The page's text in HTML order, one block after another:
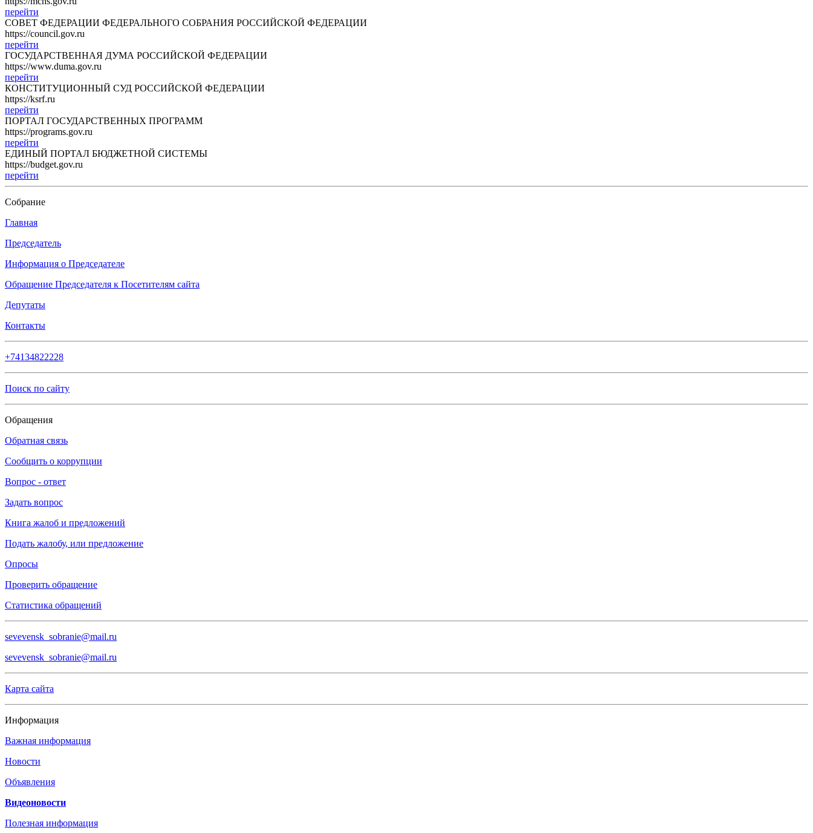
перейти
СОВЕТ ФЕДЕРАЦИИ ФЕДЕРАЛЬНОГО СОБРАНИЯ РОССИЙСКОЙ ФЕДЕРАЦИИ
https://council.gov.ru
перейти
ГОСУДАРСТВЕННАЯ ДУМА РОССИЙСКОЙ ФЕДЕРАЦИИ
https://www.duma.gov.ru
перейти
КОНСТИТУЦИОННЫЙ СУД РОССИЙСКОЙ ФЕДЕРАЦИИ
https://ksrf.ru
перейти
ПОРТАЛ ГОСУДАРСТВЕННЫХ ПРОГРАММ
https://programs.gov.ru
перейти
ЕДИНЫЙ ПОРТАЛ БЮДЖЕТНОЙ СИСТЕМЫ
https://budget.gov.ru
перейти
Собрание
Главная
Председатель
Информация о Председателе
Обращение Председателя к Посетителям сайта
Депутаты
Контакты
+74134822228
Поиск по сайту
Обращения
Обратная связь
Сообщить о коррупции
Вопрос - ответ
Задать вопрос
Книга жалоб и предложений
Подать жалобу, или предложение
Опросы
Проверить обращение
Статистика обращений
sevevensk_sobranie@mail.ru
sevevensk_sobranie@mail.ru
Карта сайта
Информация
Важная информация
Новости
Объявления
Видеоновости
Полезная информация